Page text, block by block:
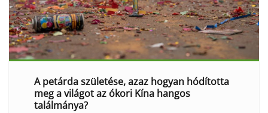
A petárda születése, azaz hogyan hódította
meg a világot az ókori Kína hangos
találmánya?